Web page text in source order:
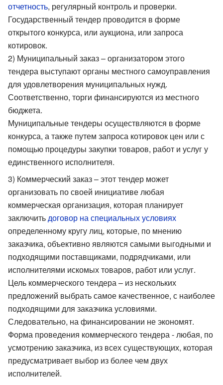
отчетность, регулярный контроль и проверки.
Государственный тендер проводится в форме
открытого конкурса, или аукциона, или запроса
котировок.
2) Муниципальный заказ – организатором этого
тендера выступают органы местного самоуправления
для удовлетворения муниципальных нужд.
Соответственно, торги финансируются из местного
бюджета.
Муниципальные тендеры осуществляются в форме
конкурса, а также путем запроса котировок цен или с
помощью процедуры закупки товаров, работ и услуг у
единственного исполнителя.
3) Коммерческий заказ – этот тендер может
организовать по своей инициативе любая
коммерческая организация, которая планирует
заключитьдоговор на специальных условиях
определенному кругу лиц, которые, по мнению
заказчика, объективно являются самыми выгодными и
подходящими поставщиками, подрядчиками, или
исполнителями искомых товаров, работ или услуг.
Цель коммерческого тендера – из нескольких
предложений выбрать самое качественное, с наиболее
подходящими для заказчика условиями.
Следовательно, на финансировании не экономят.
Форма проведения коммерческого тендера - любая, по
усмотрению заказчика, из всех существующих, которая
предусматривает выбор из более чем двух
исполнителей.